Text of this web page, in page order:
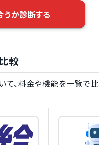
うか診断する
較
て、料金や機能を一覧で比